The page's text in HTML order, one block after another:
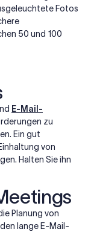
Fotos
50 und 100
E-Mail-
zu
Ein gut
von
Halten Sie ihn
Planung von
lange E-Mail-